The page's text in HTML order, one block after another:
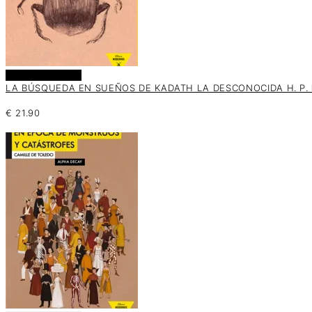
LA BÚSQUEDA EN SUEÑOS DE KADATH LA DESCONOCIDA H.
€ 21.90